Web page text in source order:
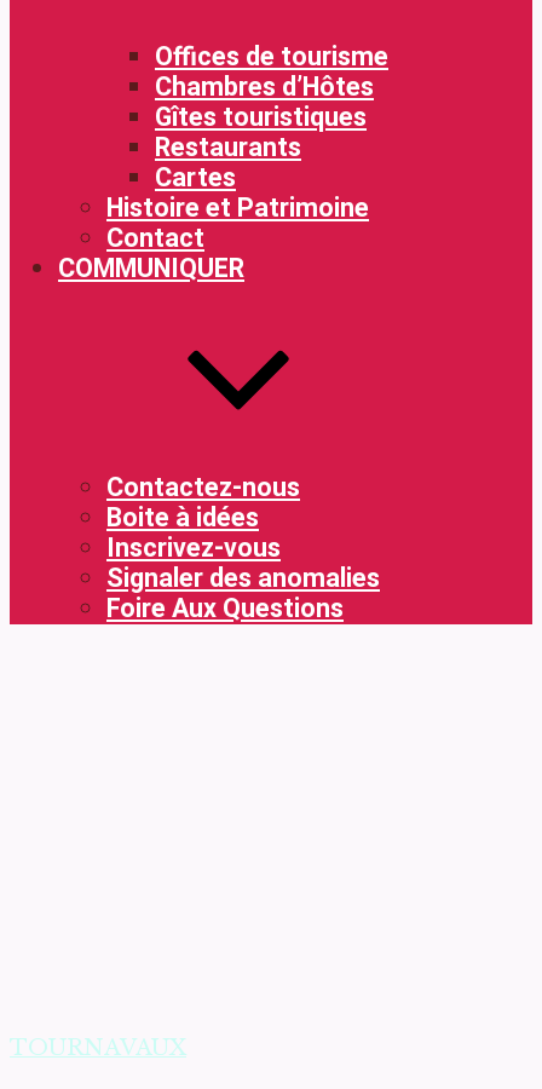
Offices de tourisme
Chambres d’Hôtes
Gîtes touristiques
Restaurants
Cartes
Histoire et Patrimoine
Contact
COMMUNIQUER
Contactez-nous
Boite à idées
Inscrivez-vous
Signaler des anomalies
Foire Aux Questions
TOURNAVAUX